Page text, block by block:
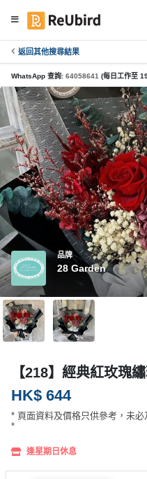
返回其他搜尋結果
WhatsApp 查詢: 64058641 (每日工作至
繁
中
E
N
登
入
註
冊
服
務
及
產
品
P
r
t
活
類
型
品牌
28 Garden
【218】經典紅玫瑰
HK$ 644
* 頁面資料及價格只供參考，未
*
逢星期日休息